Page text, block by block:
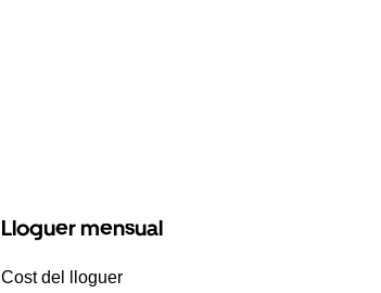
Lloguer mensual
Cost del lloguer